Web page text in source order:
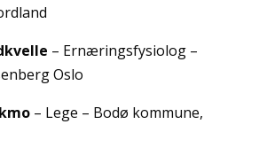
– Ernæringsfysiolog –
Oslo
– Lege – Bodø kommune,